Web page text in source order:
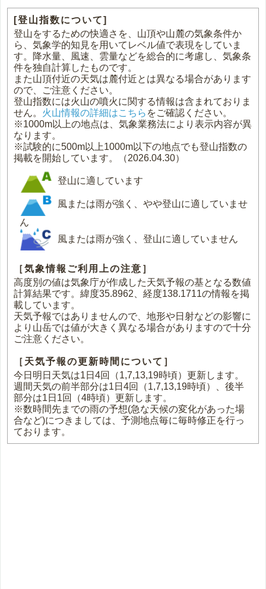
[登山指数について]
登山をするための快適さを、山頂や山麓の気象条件か
ら、気象学的知見を用いてレベル値で表現をしていま
す。降水量、風速、雲量などを総合的に考慮し、気象条
件を独自計算したものです。
また山頂付近の天気は麓付近とは異なる場合があります
ので、ご注意ください。
登山指数には火山の噴火に関する情報は含まれておりま
せん。 火山情報の詳細はこちら をご確認ください。
※1000m以上の地点は、気象業務法により表示内容が異
なります。
※試験的に500m以上1000m以下の地点でも登山指数の
掲載を開始しています。（2026.04.30）
登山に適しています
風または雨が強く、やや登山に適していませ
ん
風または雨が強く、登山に適していません
［気象情報ご利用上の注意］
高度別の値は気象庁が作成した天気予報の基となる数値
計算結果です。緯度35.8962、経度138.1711の情報を掲
載しています。
天気予報ではありませんので、地形や日射などの影響に
より山岳では値が大きく異なる場合がありますので十分
ご注意ください。
［天気予報の更新時間について］
今日明日天気は1日4回（1,7,13,19時頃）更新します。
週間天気の前半部分は1日4回（1,7,13,19時頃）、後半
部分は1日1回（4時頃）更新します。
※数時間先までの雨の予想(急な天候の変化があった場
合など)につきましては、予測地点毎に毎時修正を行っ
ております。